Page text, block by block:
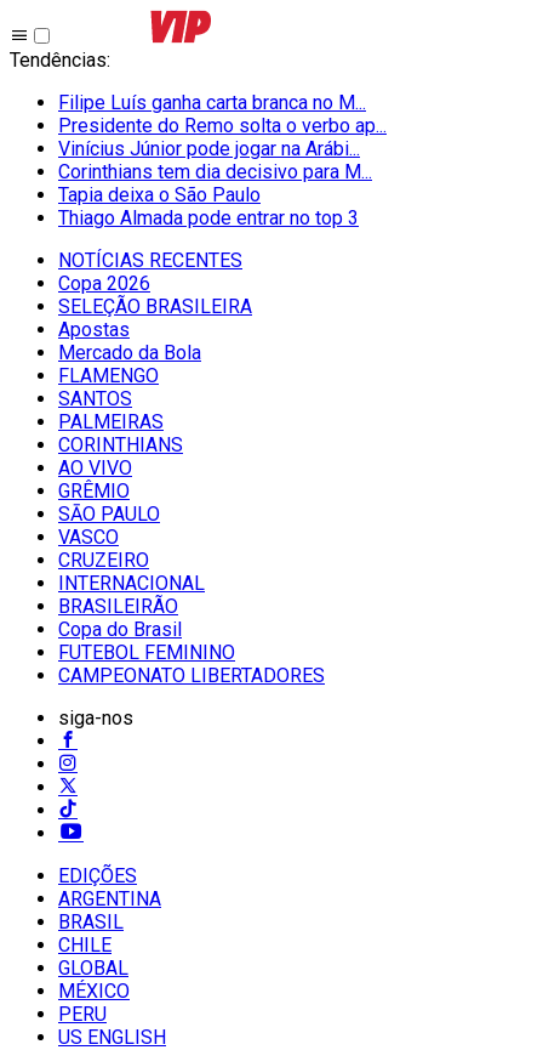
Tendências:
Filipe Luís ganha carta branca no M...
Presidente do Remo solta o verbo ap...
Vinícius Júnior pode jogar na Arábi...
Corinthians tem dia decisivo para M...
Tapia deixa o São Paulo
Thiago Almada pode entrar no top 3
NOTÍCIAS RECENTES
Copa 2026
SELEÇÃO BRASILEIRA
Apostas
Mercado da Bola
FLAMENGO
SANTOS
PALMEIRAS
CORINTHIANS
AO VIVO
GRÊMIO
SĀO PAULO
VASCO
CRUZEIRO
INTERNACIONAL
BRASILEIRÃO
Copa do Brasil
FUTEBOL FEMININO
CAMPEONATO LIBERTADORES
siga-nos
EDIÇÕES
ARGENTINA
BRASIL
CHILE
GLOBAL
MÉXICO
PERU
US ENGLISH